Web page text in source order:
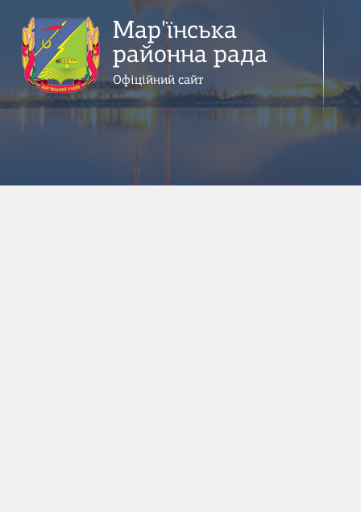
Мар'їнська
районна рада
Офіційний сайт